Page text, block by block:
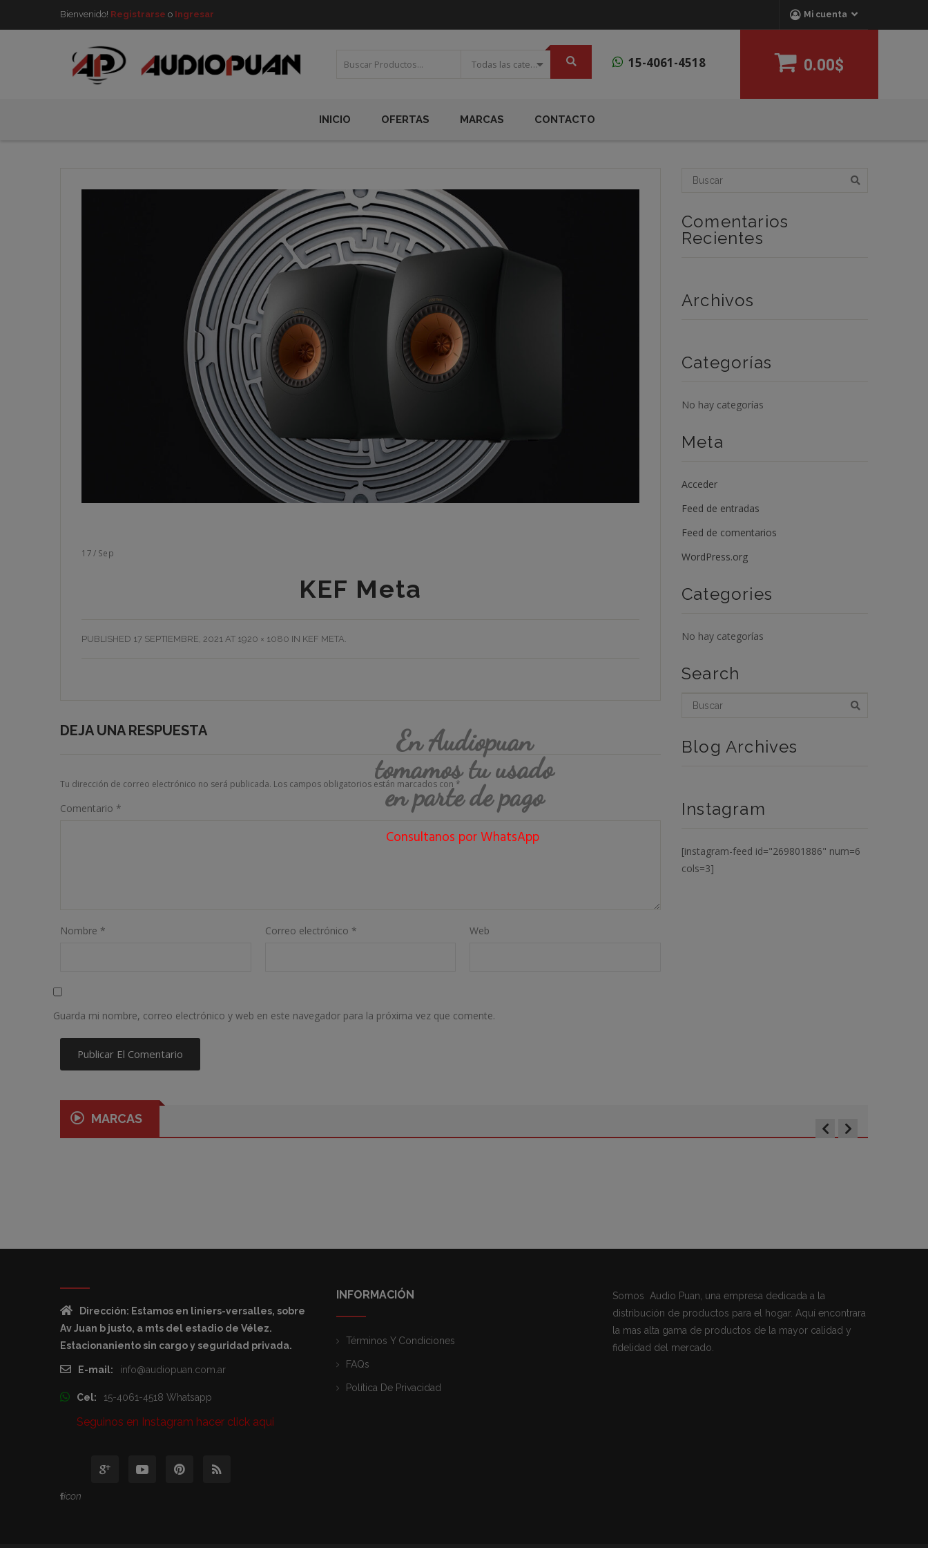
Bienvenido! Registrarse o Ingresar Mi cuenta
Todas las categorias 15-4061-4518 0.00$
INICIO OFERTAS MARCAS CONTACTO
17/ Sep
KEF Meta
PUBLISHED 17 SEPTIEMBRE, 2021 AT 1920 × 1080 IN KEF META.
DEJA UNA RESPUESTA
Tu dirección de correo electrónico no será publicada. Los campos obligatorios están marcados con *
Comentario *
Nombre * Correo electrónico * Web
Guarda mi nombre, correo electrónico y web en este navegador para la próxima vez que comente.
Comentarios
Recientes
Archivos
Categorías
No hay categorías
Meta
Acceder
Feed de entradas
Feed de comentarios
WordPress.org
Categories
No hay categorías
Search
Blog Archives
Instagram
[instagram-feed id="269801886" num=6
cols=3]
MARCAS
Dirección: Estamos en liniers-versalles, sobre
Av Juan b justo, a mts del estadio de Vélez.
Estacionaniento sin cargo y seguridad privada.
E-mail: info@audiopuan.com.ar
Cel: 15-4061-4518 Whatsapp
Seguinos en Instagram hacer click aqui
icon
INFORMACIÓN
Términos Y Condiciones
FAQs
Política De Privacidad
Somos Audio Puan, una empresa dedicada a la
distribución de productos para el hogar. Aquí encontrara
la mas alta gama de productos de la mayor calidad y
fidelidad del mercado.
En Audiopuan
tomamos tu usado
en parte de pago
Consultanos por WhatsApp